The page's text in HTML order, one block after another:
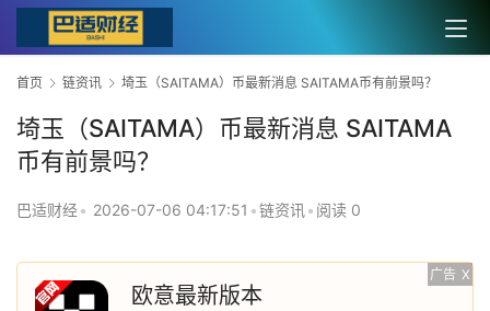
首页 链资讯 埼玉（SAITAMA）币最新消息 SAITAMA币有前景吗？
埼玉（SAITAMA）币最新消息 SAITAMA
币有前景吗？
巴适财经• 2026-07-06 04:17:51 •链资讯 • 阅读 0
广告 X
欧意最新版本